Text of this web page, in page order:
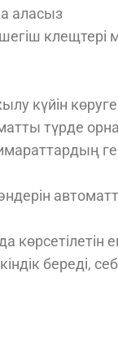
аласыз
клещтері
күйін көруге
түрде
береді,